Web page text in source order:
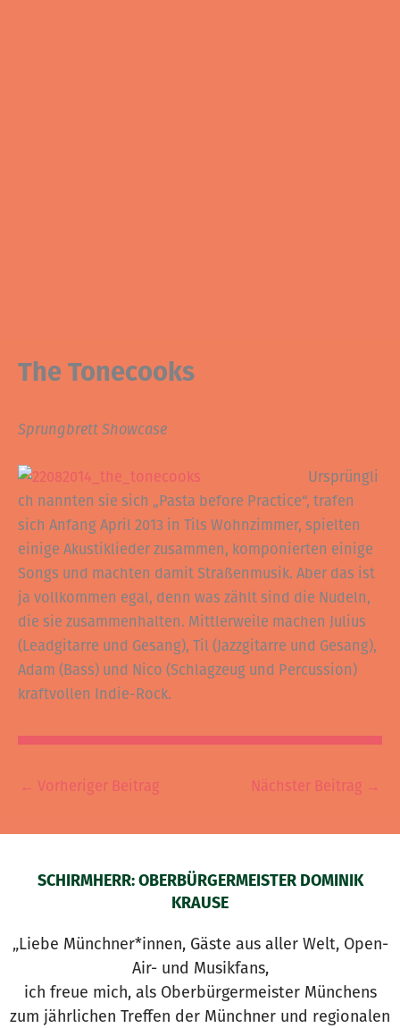
The Tonecooks
Sprungbrett Showcase
Ursprüngli
ch nannten sie sich „Pasta before Practice“, trafen
sich Anfang April 2013 in Tils Wohnzimmer, spielten
einige Akustiklieder zusammen, komponierten einige
Songs und machten damit Straßenmusik. Aber das ist
ja vollkommen egal, denn was zählt sind die Nudeln,
die sie zusammenhalten. Mittlerweile machen Julius
(Leadgitarre und Gesang), Til (Jazzgitarre und Gesang),
Adam (Bass) und Nico (Schlagzeug und Percussion)
kraftvollen Indie-Rock.
← Vorheriger Beitrag Nächster Beitrag →
SCHIRMHERR: OBERBÜRGERMEISTER DOMINIK
KRAUSE
„Liebe Münchner*innen, Gäste aus aller Welt, Open-
Air- und Musikfans,
ich freue mich, als Oberbürgermeister Münchens
zum jährlichen Treffen der Münchner und regionalen